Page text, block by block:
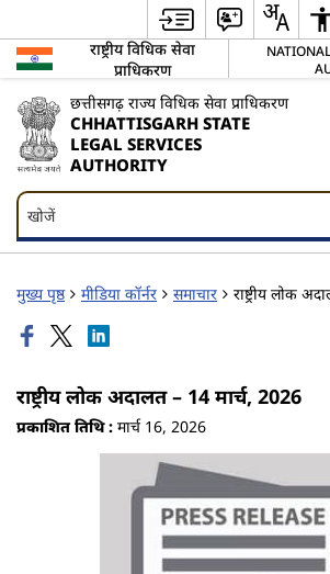
राष्ट्रीय विधिक सेवा
प्राधिकरण
छत्तीसगढ़ राज्य विधिक सेवा प्राधिकरण
CHHATTISGARH STATE
LEGAL SERVICES
AUTHORITY
खोजें
खोजें
मुख्य पृष्ठ मीडिया कॉर्नर समाचार राष्ट्रीय लोक
राष्ट्रीय लोक अदालत – 14 मार्च, 2026
प्रकाशित तिथि : मार्च 16, 2026